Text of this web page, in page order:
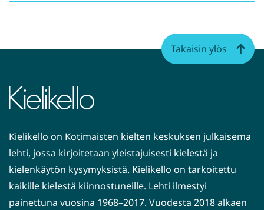
Kielikello on Kotimaisten kielten keskuksen julkaisema
lehti, jossa kirjoitetaan yleistajuisesti kielestä ja
kielenkäytön kysymyksistä. Kielikello on tarkoitettu
kaikille kielestä kiinnostuneille. Lehti ilmestyi
painettuna vuosina 1968–2017. Vuodesta 2018 alkaen
Takaisin ylös